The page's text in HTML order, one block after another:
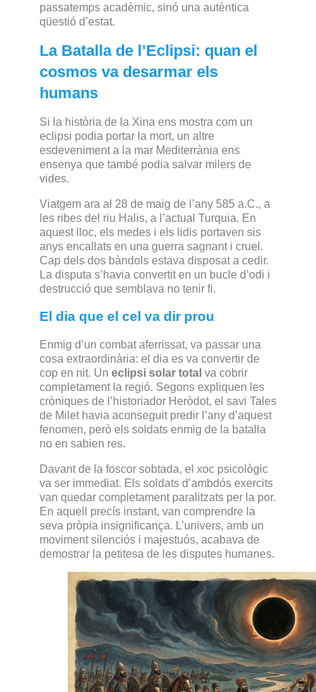
passatemps acadèmic, sinó una autèntica
qüestió d’estat.
La Batalla de l’Eclipsi: quan el
cosmos va desarmar els
humans
Si la història de la Xina ens mostra com un
eclipsi podia portar la mort, un altre
esdeveniment a la mar Mediterrània ens
ensenya que també podia salvar milers de
vides.
Viatgem ara al 28 de maig de l’any 585 a.C., a
les ribes del riu Halis, a l’actual Turquia. En
aquest lloc, els medes i els lidis portaven sis
anys encallats en una guerra sagnant i cruel.
Cap dels dos bàndols estava disposat a cedir.
La disputa s’havia convertit en un bucle d’odi i
destrucció que semblava no tenir fi.
El dia que el cel va dir prou
Enmig d’un combat aferrissat, va passar una
cosa extraordinària: el dia es va convertir de
cop en nit. Un eclipsi solar total va cobrir
completament la regió. Segons expliquen les
cròniques de l’historiador Heròdot, el savi Tales
de Milet havia aconseguit predir l’any d’aquest
fenomen, però els soldats enmig de la batalla
no en sabien res.
Davant de la foscor sobtada, el xoc psicològic
va ser immediat. Els soldats d’ambdós exercits
van quedar completament paralitzats per la por.
En aquell precís instant, van comprendre la
seva pròpia insignificança. L’univers, amb un
moviment silenciós i majestuós, acabava de
demostrar la petitesa de les disputes humanes.